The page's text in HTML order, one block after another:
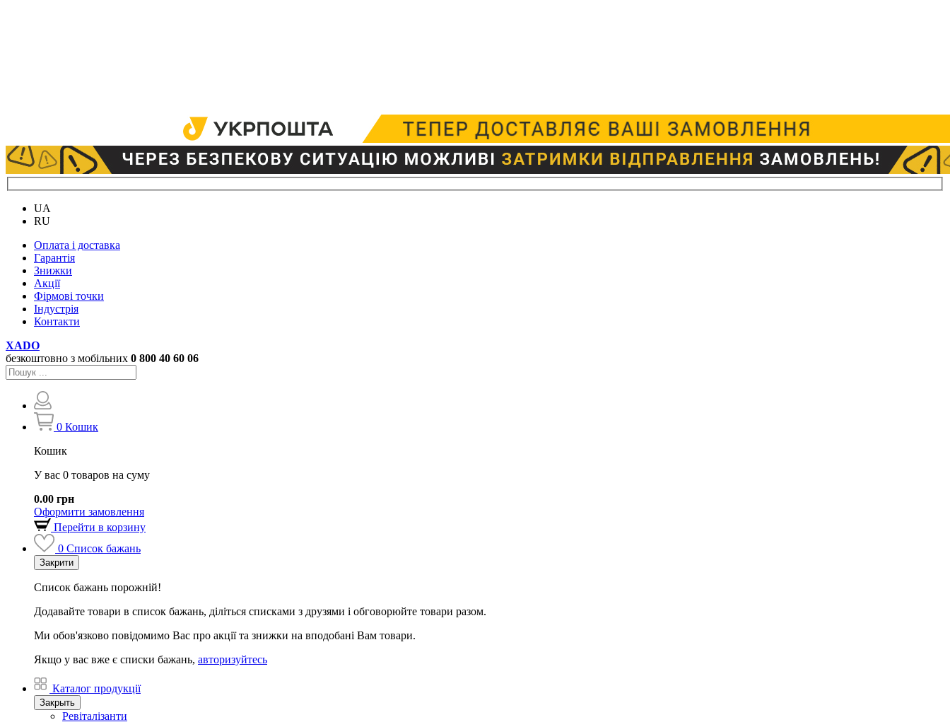
UA
RU
Оплата і доставка
Гарантія
Знижки
Акції
Фірмові точки
Індустрія
Контакти
XADO
безкоштовно з мобільних 0 800 40 60 06
0 Кошик
Кошик
У вас 0 товаров на суму
0.00 грн
Оформити замовлення
Перейти в корзину
0 Список бажань
Закрити
Список бажань порожній!
Додавайте товари в список бажань, діліться списками з друзями і обговорюйте товари разом.
Ми обов'язково повідомимо Вас про акції та знижки на вподобані Вам товари.
Якщо у вас вже є списки бажань, авторизуйтесь
Каталог продукції
Закрыть
Ревіталізанти